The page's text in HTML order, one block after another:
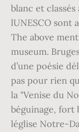
blanc et
lUNESCO sont
The above
museum.
d’une poésie
pas pour rien
la "Venise du
béguinage, fort
léglise Notre-